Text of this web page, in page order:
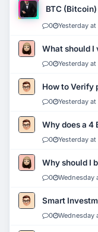
BTC
0 Yesterday
What should I
0 Yesterday at
How to Verify
0 Yesterday
Why does a 4
0 Yesterday
Why should I
0 Wednesday
Smart
0 Wednesday